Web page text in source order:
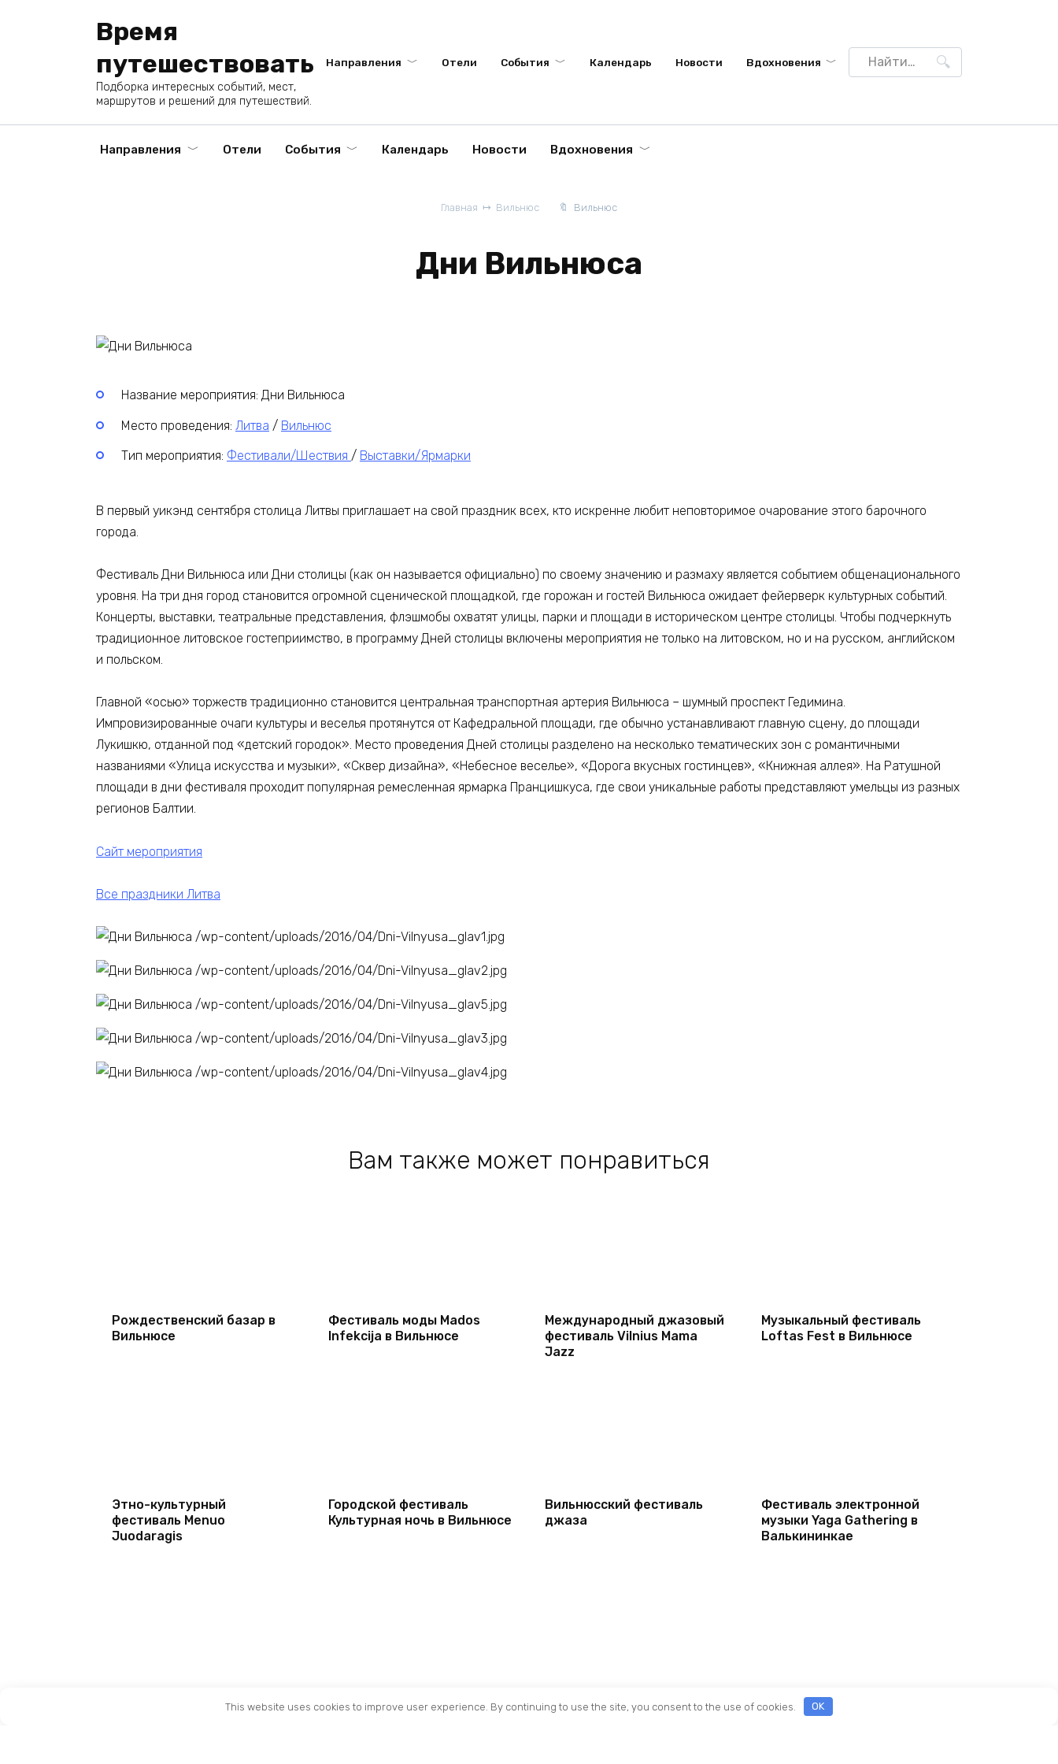
Время
путешествовать
Подборка интересных событий, мест,
маршрутов и решений для путешествий.
Направления Отели События Календарь Новости Вдохновения
Search
for:
Направления Отели События Календарь Новости Вдохновения
Главная Вильнюс Вильнюс
Дни Вильнюса
Название мероприятия: Дни Вильнюса
Место проведения: Литва / Вильнюс
Тип мероприятия: Фестивали/Шествия / Выставки/Ярмарки
В первый уикэнд сентября столица Литвы приглашает на свой праздник всех, кто искренне любит неповторимое очарование этого барочного
города.
Фестиваль Дни Вильнюса или Дни столицы (как он называется официально) по своему значению и размаху является событием общенационального
уровня. На три дня город становится огромной сценической площадкой, где горожан и гостей Вильнюса ожидает фейерверк культурных событий.
Концерты, выставки, театральные представления, флэшмобы охватят улицы, парки и площади в историческом центре столицы. Чтобы подчеркнуть
традиционное литовское гостеприимство, в программу Дней столицы включены мероприятия не только на литовском, но и на русском, английском
и польском.
Главной «осью» торжеств традиционно становится центральная транспортная артерия Вильнюса – шумный проспект Гедимина.
Импровизированные очаги культуры и веселья протянутся от Кафедральной площади, где обычно устанавливают главную сцену, до площади
Лукишкю, отданной под «детский городок». Место проведения Дней столицы разделено на несколько тематических зон с романтичными
названиями «Улица искусства и музыки», «Сквер дизайна», «Небесное веселье», «Дорога вкусных гостинцев», «Книжная аллея». На Ратушной
площади в дни фестиваля проходит популярная ремесленная ярмарка Пранцишкуса, где свои уникальные работы представляют умельцы из разных
регионов Балтии.
Сайт мероприятия
Все праздники Литва
Вам также может понравиться
Рождественский базар в
Вильнюсе
Фестиваль моды Mados
Infekcija в Вильнюсе
Международный джазовый
фестиваль Vilnius Mama
Jazz
Музыкальный фестиваль
Loftas Fest в Вильнюсе
Этно-культурный
фестиваль Menuo
Juodaragis
Городской фестиваль
Культурная ночь в Вильнюсе
Вильнюсский фестиваль
джаза
Фестиваль электронной
музыки Yaga Gathering в
Валькининкае
This website uses cookies to improve user experience. By continuing to use the site, you consent to the use of cookies. OK